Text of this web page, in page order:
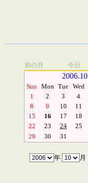
前の月 今日
2006.10
Sun Mon Tue Wed
1
2 3 4
8
9 10 11
15
16 17 18
22
23 24 25
29
30 31
年 月